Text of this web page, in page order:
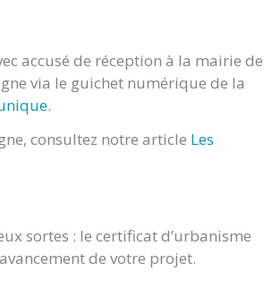
accusé de réception à la mairie de
via le guichet numérique de la
.
consultez notre article Les
sortes : le certificat d’urbanisme
de votre projet.